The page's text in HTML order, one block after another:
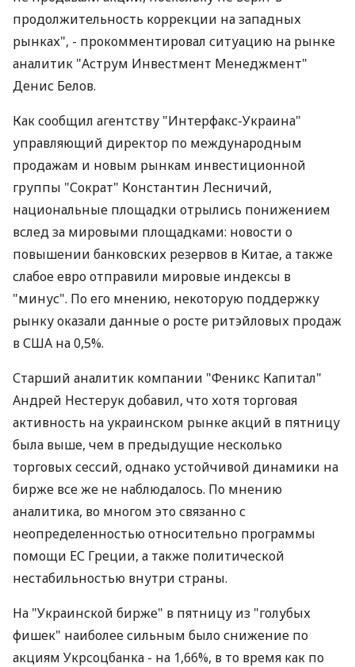
продолжительность коррекции на западных
рынках", - прокомментировал ситуацию на рынке
аналитик "Аструм Инвестмент Менеджмент"
Денис Белов.
Как сообщил агентству "Интерфакс-Украина"
управляющий директор по международным
продажам и новым рынкам инвестиционной
группы "Сократ" Константин Лесничий,
национальные площадки отрылись понижением
вслед за мировыми площадками: новости о
повышении банковских резервов в Китае, а также
слабое евро отправили мировые индексы в
"минус". По его мнению, некоторую поддержку
рынку оказали данные о росте ритэйловых продаж
в США на 0,5%.
Старший аналитик компании "Феникс Капитал"
Андрей Нестерук добавил, что хотя торговая
активность на украинском рынке акций в пятницу
была выше, чем в предыдущие несколько
торговых сессий, однако устойчивой динамики на
бирже все же не наблюдалось. По мнению
аналитика, во многом это связанно с
неопределенностью относительно программы
помощи ЕС Греции, а также политической
нестабильностью внутри страны.
На "Украинской бирже" в пятницу из "голубых
фишек" наиболее сильным было снижение по
акциям Укрсоцбанка - на 1,66%, в то время как по